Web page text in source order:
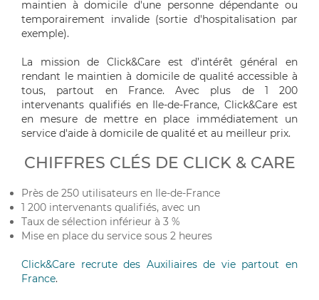
maintien à domicile d'une personne dépendante ou
temporairement invalide (sortie d'hospitalisation par
exemple).
La mission de Click&Care est d’intérêt général en
rendant le maintien à domicile de qualité accessible à
tous, partout en France. Avec plus de 1 200
intervenants qualifiés en Ile-de-France, Click&Care est
en mesure de mettre en place immédiatement un
service d'aide à domicile de qualité et au meilleur prix.
CHIFFRES CLÉS DE CLICK & CARE
Près de 250 utilisateurs en Ile-de-France
1 200 intervenants qualifiés, avec un
Taux de sélection inférieur à 3 %
Mise en place du service sous 2 heures
Click&Care recrute des Auxiliaires de vie partout en
France.